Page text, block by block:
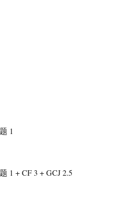
1
1 + CF 3 + GCJ 2.5